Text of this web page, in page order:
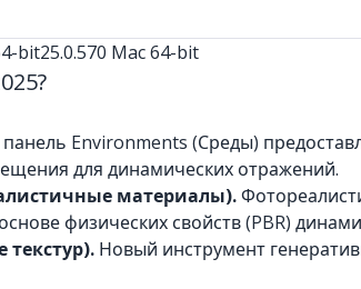
bit25.0.570 Mac 64-bit
Environments (Среды)
для динамических отражений.
материалы).
физических свойств (PBR)
текстур). Новый инструмент